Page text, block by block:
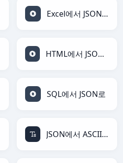
Excel에서 JSON로
HTML에서 JSON로
SQL에서 JSON로
JSON에서 ASCII로